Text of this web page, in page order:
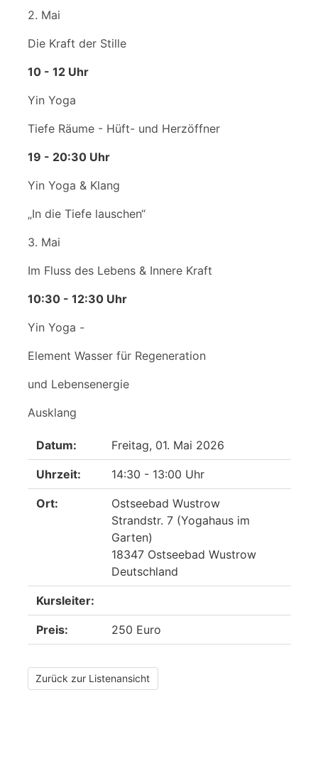
2. Mai
Die Kraft der Stille
10 - 12 Uhr
Yin Yoga
Tiefe Räume - Hüft- und Herzöffner
19 - 20:30 Uhr
Yin Yoga & Klang
„In die Tiefe lauschen“
3. Mai
Im Fluss des Lebens & Innere Kraft
10:30 - 12:30 Uhr
Yin Yoga -
Element Wasser für Regeneration
und Lebensenergie
Ausklang
Datum: Freitag, 01. Mai 2026
Uhrzeit: 14:30 - 13:00 Uhr
Ort:
Ostseebad Wustrow
Strandstr. 7 (Yogahaus im
Garten)
18347 Ostseebad Wustrow
Deutschland
Kursleiter:
Preis: 250 Euro
Zurück zur Listenansicht